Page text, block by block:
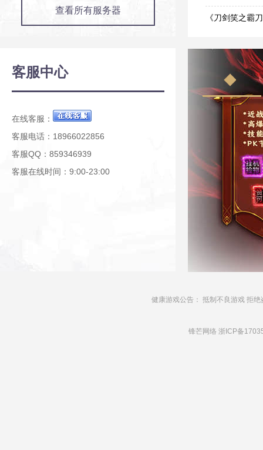
查看所有服务器
客服中心
在线客服：
客服电话：18966022856
客服QQ：859346939
客服在线时间：9:00-23:00
01-26
《刀剑笑之霸
健康游戏公告： 抵制不良游戏 拒
锋芒网络 浙ICP备